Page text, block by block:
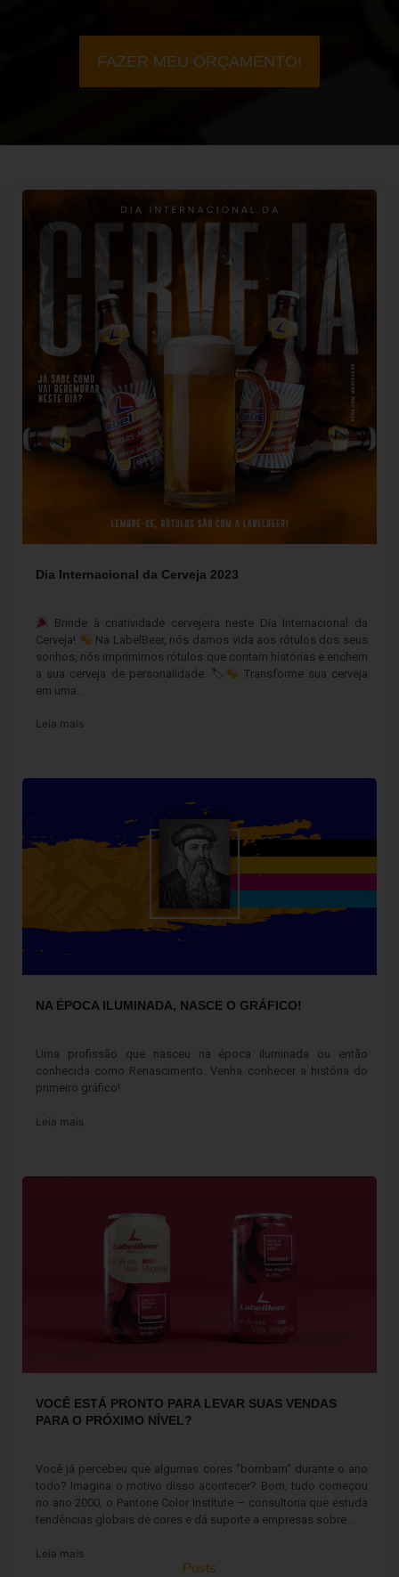
FAZER MEU ORÇAMENTO!
Dia Internacional da Cerveja 2023
Brinde à criatividade cervejeira neste Dia Internacional da
Cerveja!
Na LabelBeer, nós damos vida aos rótulos dos seus
sonhos, nós imprimimos rótulos que contam histórias e enchem
a sua cerveja de personalidade. 🏷
Transforme sua cerveja
em uma...
Leia mais
NA ÉPOCA ILUMINADA, NASCE O GRÁFICO!
Uma profissão que nasceu na época iluminada ou então
conhecida como Renascimento. Venha conhecer a história do
primeiro gráfico!
Leia mais
VOCÊ ESTÁ PRONTO PARA LEVAR SUAS VENDAS
PARA O PRÓXIMO NÍVEL?
Você já percebeu que algumas cores "bombam" durante o ano
todo? Imagina o motivo disso acontecer? Bom, tudo começou
no ano 2000, o Pantone Color Institute – consultoria que estuda
tendências globais de cores e dá suporte a empresas sobre...
Leia mais
Posts